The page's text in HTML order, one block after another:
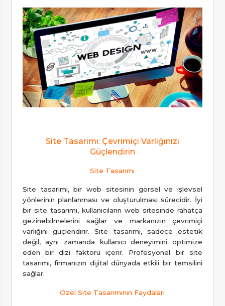
Site Tasarımı: Çevrimiçi Varlığınızı
Güçlendirin
Site Tasarımı
Site tasarımı, bir web sitesinin görsel ve işlevsel
yönlerinin planlanması ve oluşturulması sürecidir. İyi
bir site tasarımı, kullanıcıların web sitesinde rahatça
gezinebilmelerini sağlar ve markanızın çevrimiçi
varlığını güçlendirir. Site tasarımı, sadece estetik
değil, aynı zamanda kullanıcı deneyimini optimize
eden bir dizi faktörü içerir. Profesyonel bir site
tasarımı, firmanızın dijital dünyada etkili bir temsilini
sağlar.
Özel Site Tasarımının Faydaları